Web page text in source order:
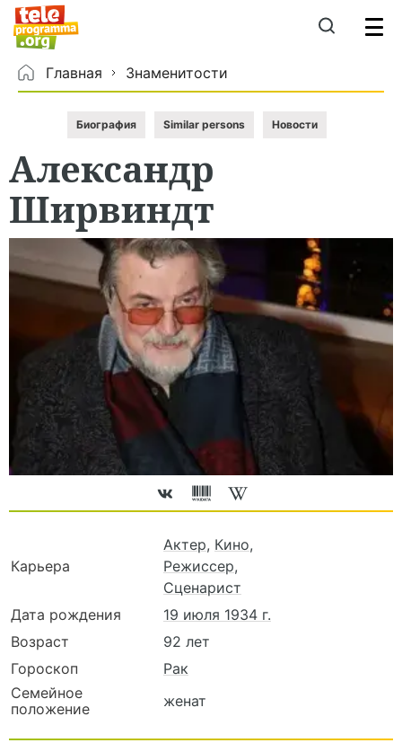
Главная Знаменитости
Биография Similar persons Новости
Александр
Ширвиндт
Карьера
Актер, Кино,
Режиссер,
Сценарист
Дата рождения
19 июля 1934 г.
Возраст
92 лет
Гороскоп
Рак
Семейное
положение
женат